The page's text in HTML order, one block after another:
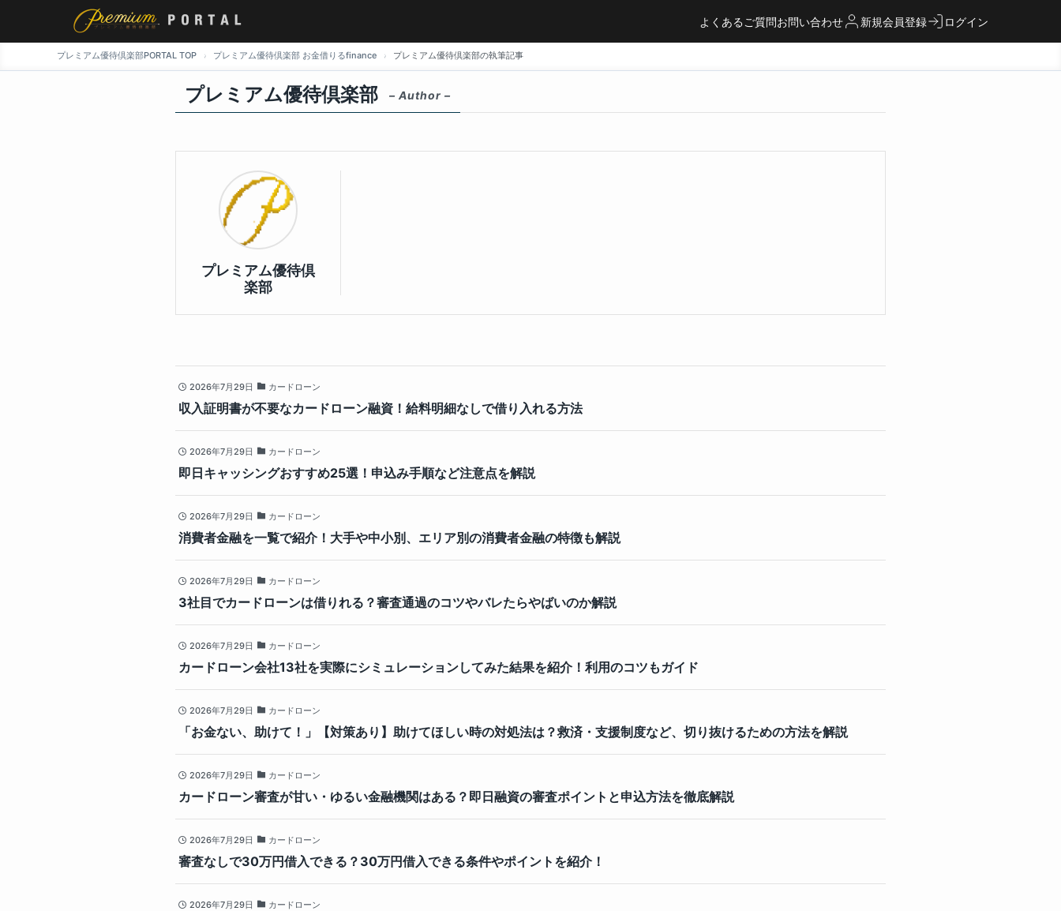
よくあるご質問お問い合わせ 新規会員登録 ログイン
プレミアム優待倶楽部PORTAL TOP プレミアム優待倶楽部 お金借りるfinance プレミアム優待倶楽部の執筆記事
プレミアム優待倶楽部 – Author –
プレミアム優待倶
楽部
2026年7月29日 カードローン
収入証明書が不要なカードローン融資！給料明細なしで借り入れる方法
2026年7月29日 カードローン
即日キャッシングおすすめ25選！申込み手順など注意点を解説
2026年7月29日 カードローン
消費者金融を一覧で紹介！大手や中小別、エリア別の消費者金融の特徴も解説
2026年7月29日 カードローン
3社目でカードローンは借りれる？審査通過のコツやバレたらやばいのか解説
2026年7月29日 カードローン
カードローン会社13社を実際にシミュレーションしてみた結果を紹介！利用のコツもガイド
2026年7月29日 カードローン
「お金ない、助けて！」【対策あり】助けてほしい時の対処法は？救済・支援制度など、切り抜けるための方法を解説
2026年7月29日 カードローン
カードローン審査が甘い・ゆるい金融機関はある？即日融資の審査ポイントと申込方法を徹底解説
2026年7月29日 カードローン
審査なしで30万円借入できる？30万円借入できる条件やポイントを紹介！
2026年7月29日 カードローン